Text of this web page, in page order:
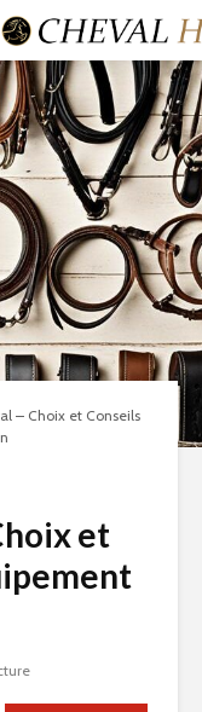
– Choix et Conseils
et